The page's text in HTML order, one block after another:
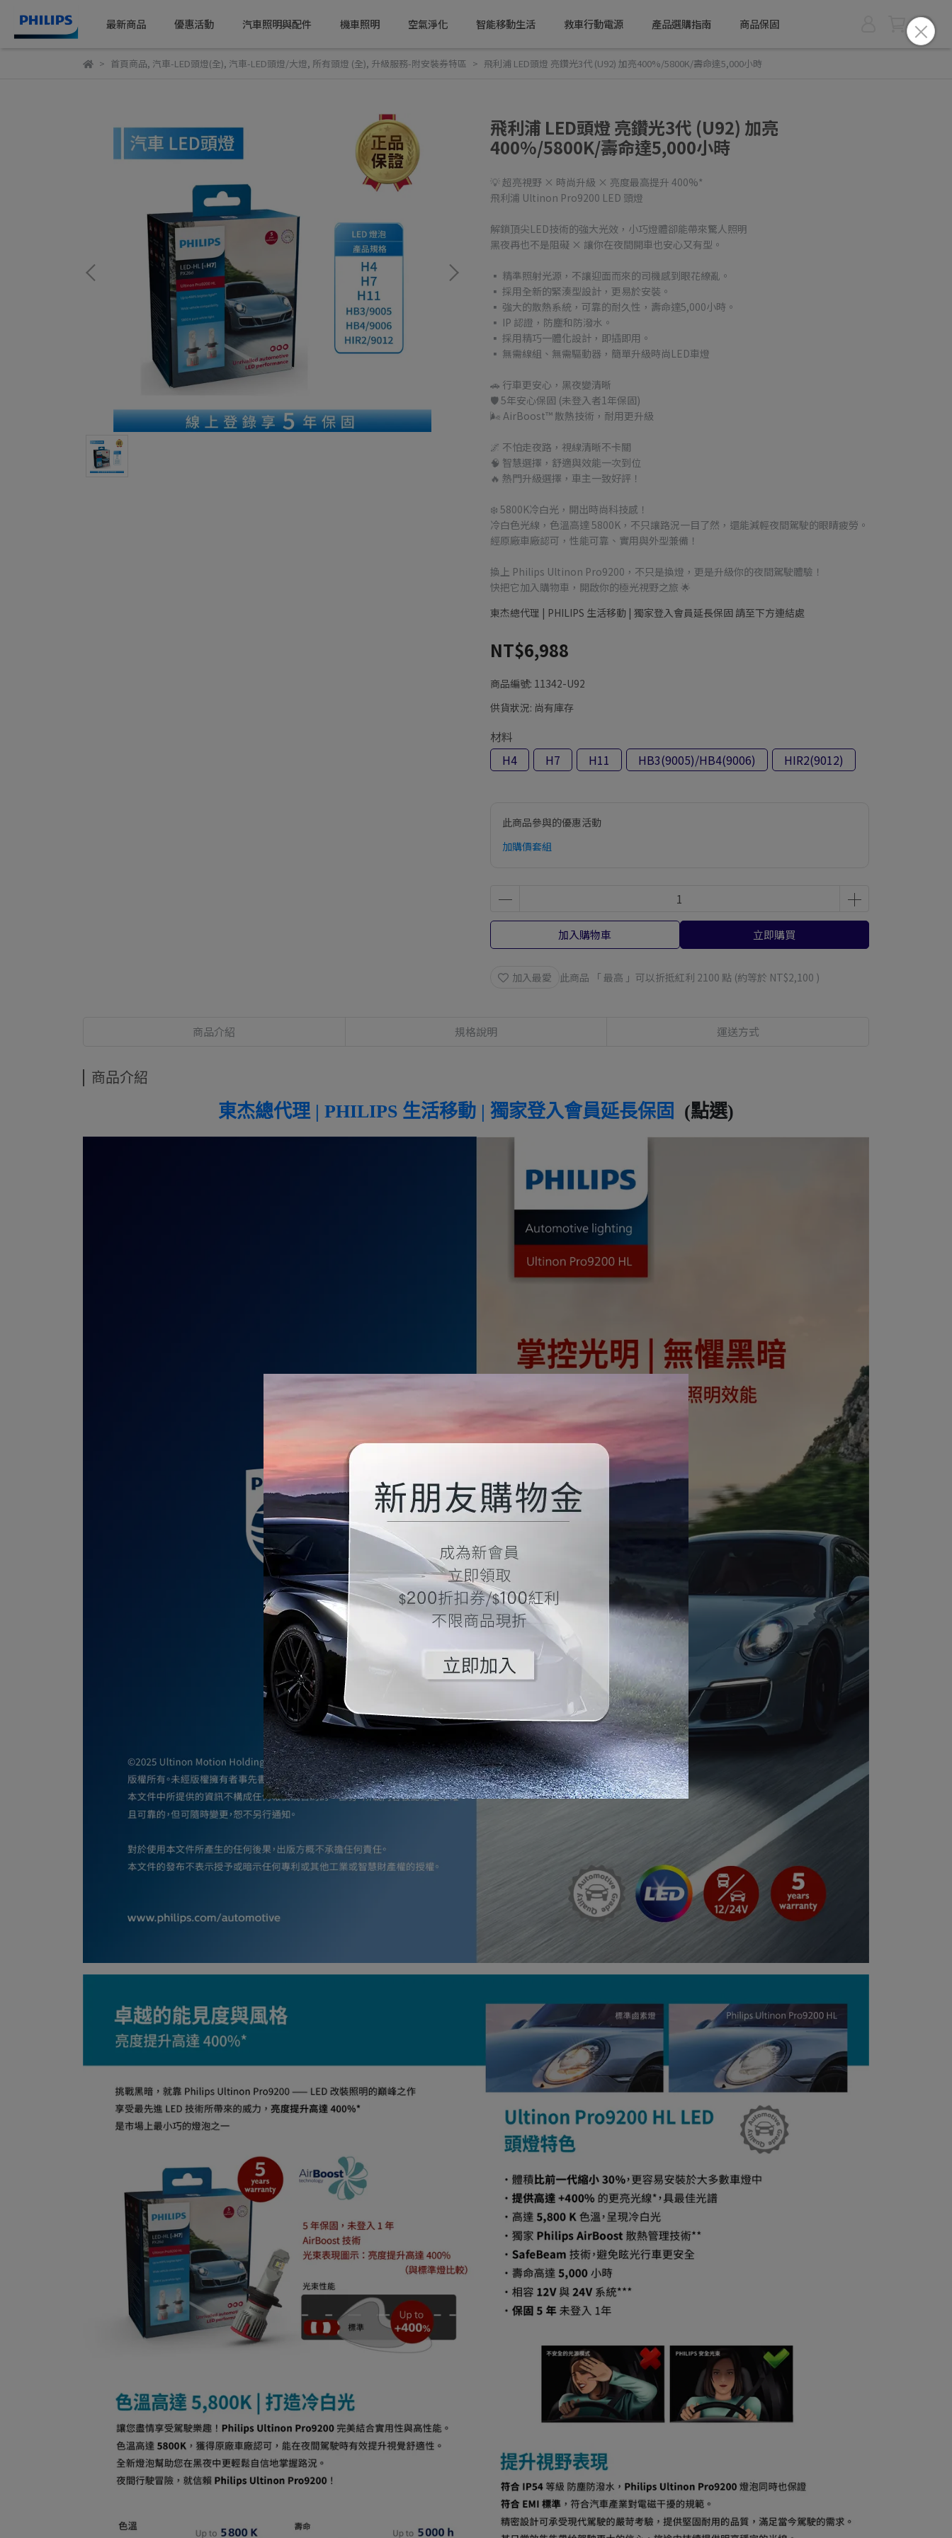
最新商品 優惠活動 汽車照明與配件 機車照明 空氣淨化 智能移動生活 救車行動電源 產品選購指南 商品保固
首頁商品, 汽車-LED頭燈(全), 汽車-LED頭燈/大燈, 所有頭燈 (全), 升級服務-附安裝券特區 飛利浦 LED頭燈 亮鑽光3代 (U92) 加亮400%/5800K/壽命達5,000小時
飛利浦 LED頭燈 亮鑽光3代 (U92) 加亮
400%/5800K/壽命達5,000小時
💡 超亮視野 × 時尚升級 × 亮度最高提升 400%*
飛利浦 Ultinon Pro9200 LED 頭燈
解鎖頂尖LED技術的強大光效，小巧燈體卻能帶來驚人照明
黑夜再也不是阻礙 × 讓你在夜間開車也安心又有型。
▪ 精準照射光源，不讓迎面而來的司機感到眼花繚亂。
▪ 採用全新的緊湊型設計，更易於安裝。
▪ 強大的散熱系統，可靠的耐久性，壽命達5,000小時。
▪ IP 認證，防塵和防潑水。
▪ 採用精巧一體化設計，即插即用。
▪ 無需線組、無需驅動器，簡單升級時尚LED車燈
🚗 行車更安心，黑夜變清晰
🛡️ 5年安心保固 (未登入者1年保固)
🌬️ AirBoost™ 散熱技術，耐用更升級
🌌 不怕走夜路，視線清晰不卡關
🧠 智慧選擇，舒適與效能一次到位
🔥 熱門升級選擇，車主一致好評！
❄️ 5800K冷白光，開出時尚科技感！
冷白色光線，色溫高達 5800K，不只讓路況一目了然，還能減輕夜間駕駛的眼睛疲勞。
經原廠車廠認可，性能可靠、實用與外型兼備！
換上 Philips Ultinon Pro9200，不只是換燈，更是升級你的夜間駕駛體驗！
快把它加入購物車，開啟你的極光視野之旅 🌟
東杰總代理 | PHILIPS 生活移動 | 獨家登入會員延長保固 請至下方連結處
NT$6,988
商品編號: 11342-U92
供貨狀況: 尚有庫存
材料
H4
H7 H11 HB3(9005)/HB4(9006) HIR2(9012)
此商品參與的優惠活動
加購價套組
加入購物車 立即購買
加入最愛 此商品 「 最高 」可以折抵紅利 2100 點 (約等於 NT$2,100 )
商品介紹 規格說明 運送方式
商品介紹
東杰總代理 | PHILIPS 生活移動 | 獨家登入會員延長保固 (點選)